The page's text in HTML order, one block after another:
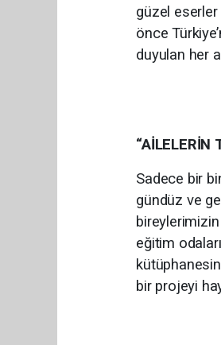
güzel eserler
önce
duyulan her
“AİLELERİN
Sadece bir
gündüz ve
eğitim
bir projeyi